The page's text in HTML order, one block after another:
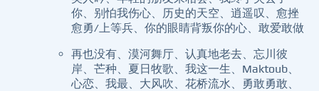
你、别怕我伤心、历史的天空、逍遥叹、愈挫
愈勇/上等兵、你的眼睛背叛你的心、敢爱敢做
再也没有、漠河舞厅、认真地老去、忘川彼
岸、芒种、夏日牧歌、我这一生、Maktoub、
心恋、我最、大风吹、花桥流水、勇敢勇敢、